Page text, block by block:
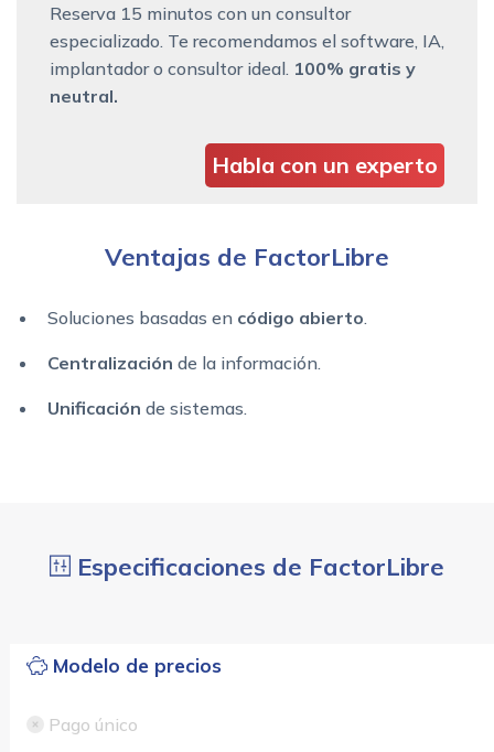
Reserva 15 minutos con un consultor
especializado. Te recomendamos el software, IA,
implantador o consultor ideal. 100% gratis y
neutral.
Habla con un experto
Ventajas de FactorLibre
Soluciones basadas en código abierto
Centralización de la información.
Unificación de sistemas.
Especificaciones de FactorLibre
Modelo de precios
Pago único